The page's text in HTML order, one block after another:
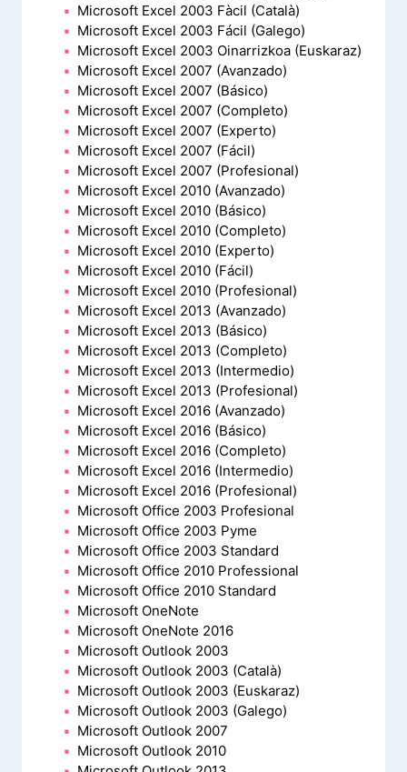
Microsoft Excel 2003 Fàcil (Català)
Microsoft Excel 2003 Fácil (Galego)
Microsoft Excel 2003 Oinarrizkoa (Euskaraz)
Microsoft Excel 2007 (Avanzado)
Microsoft Excel 2007 (Básico)
Microsoft Excel 2007 (Completo)
Microsoft Excel 2007 (Experto)
Microsoft Excel 2007 (Fácil)
Microsoft Excel 2007 (Profesional)
Microsoft Excel 2010 (Avanzado)
Microsoft Excel 2010 (Básico)
Microsoft Excel 2010 (Completo)
Microsoft Excel 2010 (Experto)
Microsoft Excel 2010 (Fácil)
Microsoft Excel 2010 (Profesional)
Microsoft Excel 2013 (Avanzado)
Microsoft Excel 2013 (Básico)
Microsoft Excel 2013 (Completo)
Microsoft Excel 2013 (Intermedio)
Microsoft Excel 2013 (Profesional)
Microsoft Excel 2016 (Avanzado)
Microsoft Excel 2016 (Básico)
Microsoft Excel 2016 (Completo)
Microsoft Excel 2016 (Intermedio)
Microsoft Excel 2016 (Profesional)
Microsoft Office 2003 Profesional
Microsoft Office 2003 Pyme
Microsoft Office 2003 Standard
Microsoft Office 2010 Professional
Microsoft Office 2010 Standard
Microsoft OneNote
Microsoft OneNote 2016
Microsoft Outlook 2003
Microsoft Outlook 2003 (Català)
Microsoft Outlook 2003 (Euskaraz)
Microsoft Outlook 2003 (Galego)
Microsoft Outlook 2007
Microsoft Outlook 2010